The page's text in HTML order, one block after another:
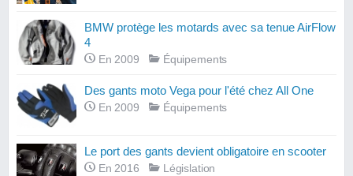
BMW protège les motards avec sa tenue AirFlow
4
En 2009 Équipements
Des gants moto Vega pour l'été chez All One
En 2009 Équipements
Le port des gants devient obligatoire en scooter
En 2016 Législation